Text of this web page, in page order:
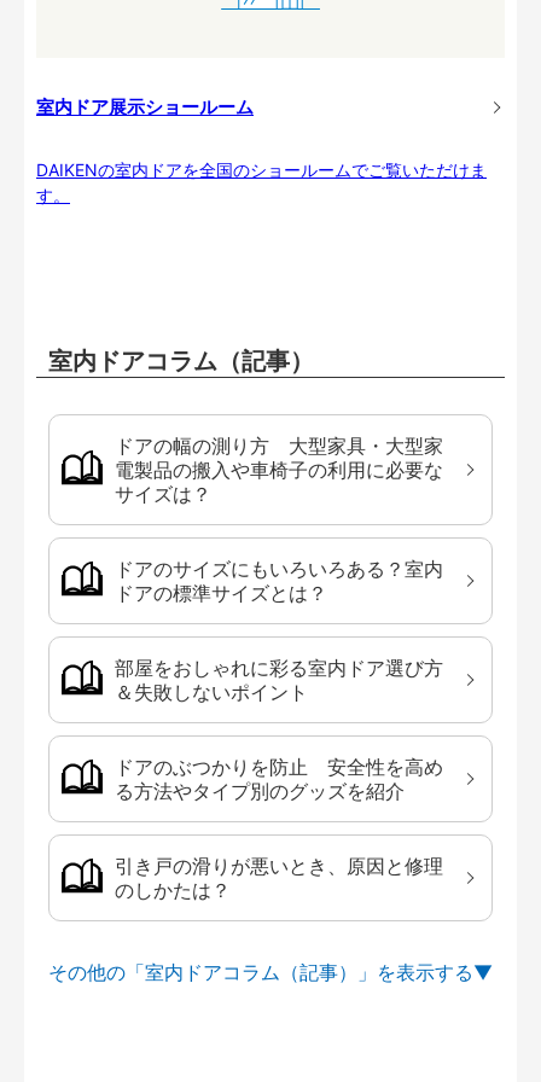
室内ドア展示ショールーム
DAIKENの室内ドアを全国のショールームでご覧いただけま
す。
室内ドアコラム（記事）
ドアの幅の測り方 大型家具・大型家
電製品の搬入や車椅子の利用に必要な
サイズは？
ドアのサイズにもいろいろある？室内
ドアの標準サイズとは？
部屋をおしゃれに彩る室内ドア選び方
＆失敗しないポイント
ドアのぶつかりを防止 安全性を高め
る方法やタイプ別のグッズを紹介
引き戸の滑りが悪いとき、原因と修理
のしかたは？
その他の「室内ドアコラム（記事）」を